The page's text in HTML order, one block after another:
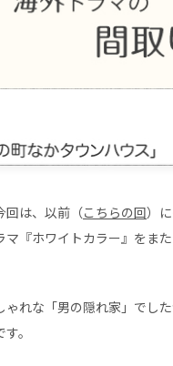
回は、以前（こちらの回）
マ『ホワイトカラー』をま
れな「男の隠れ家」でした
。